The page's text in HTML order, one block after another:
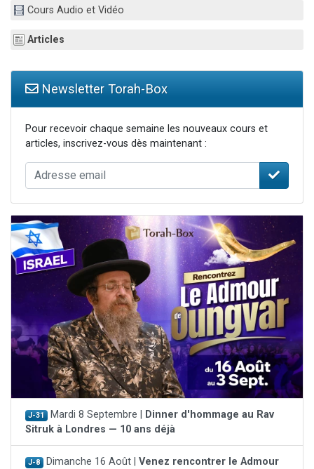
Cours Audio et Vidéo
Articles
Newsletter Torah-Box
Pour recevoir chaque semaine les nouveaux cours et
articles, inscrivez-vous dès maintenant :
J-31 Mardi 8 Septembre |
Dinner d'hommage au Rav
Sitruk à Londres — 10 ans déjà
J-8 Dimanche 16 Août | Venez rencontrer le Admour